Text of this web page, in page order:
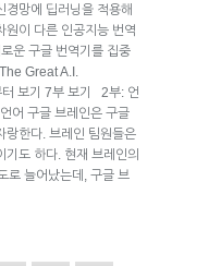
경망에 딥러닝을 적용해
원이 다른 인공지능 번역
운 구글 번역기를 집중
Great A.I.
보기 7부 보기 2부: 언
어 구글 브레인은 구글
랑한다. 브레인 팀원들은
도 하다. 현재 브레인의
로 늘어났는데, 구글 브